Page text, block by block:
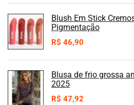
Blush Em Stick
Pigmentação
R$ 46,90
Blusa de frio grossa
2025
R$ 47,92